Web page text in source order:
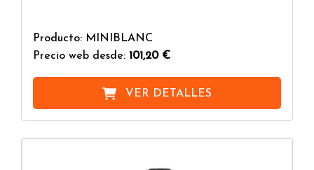
Producto: MINIBLANC
Precio web desde: 101,20 €
VER DETALLES